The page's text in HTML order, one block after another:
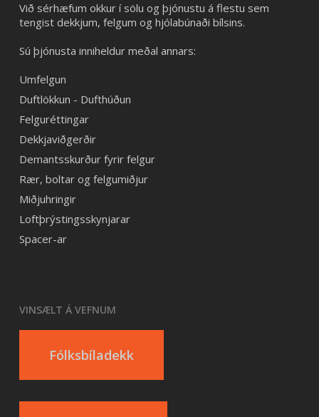
Við sérhæfum okkur í sölu og þjónustu á flestu sem
tengist dekkjum, felgum og hjólabúnaði bílsins.
Sú þjónusta inniheldur meðal annars:
Umfelgun
Duftlökkun - Dufthúðun
Felguréttingar
Dekkjaviðgerðir
Demantsskurður fyrir felgur
Rær, boltar og felgumiðjur
Miðjuhringir
Loftþrýstingsskynjarar
Spacer-ar
VINSÆLT Á VEFNUM
Fólksbíladekk